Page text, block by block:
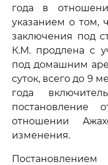
года в
указанием о том,
заключения под
К.М. продлена с
под домашним
суток, всего до 9
года
отношении
изменения.